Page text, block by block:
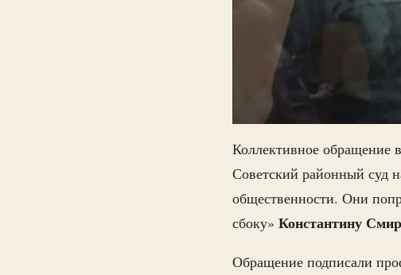
Коллективное обращение
Советский районный суд
общественности. Они
сбоку» Константину
Обращение подписали